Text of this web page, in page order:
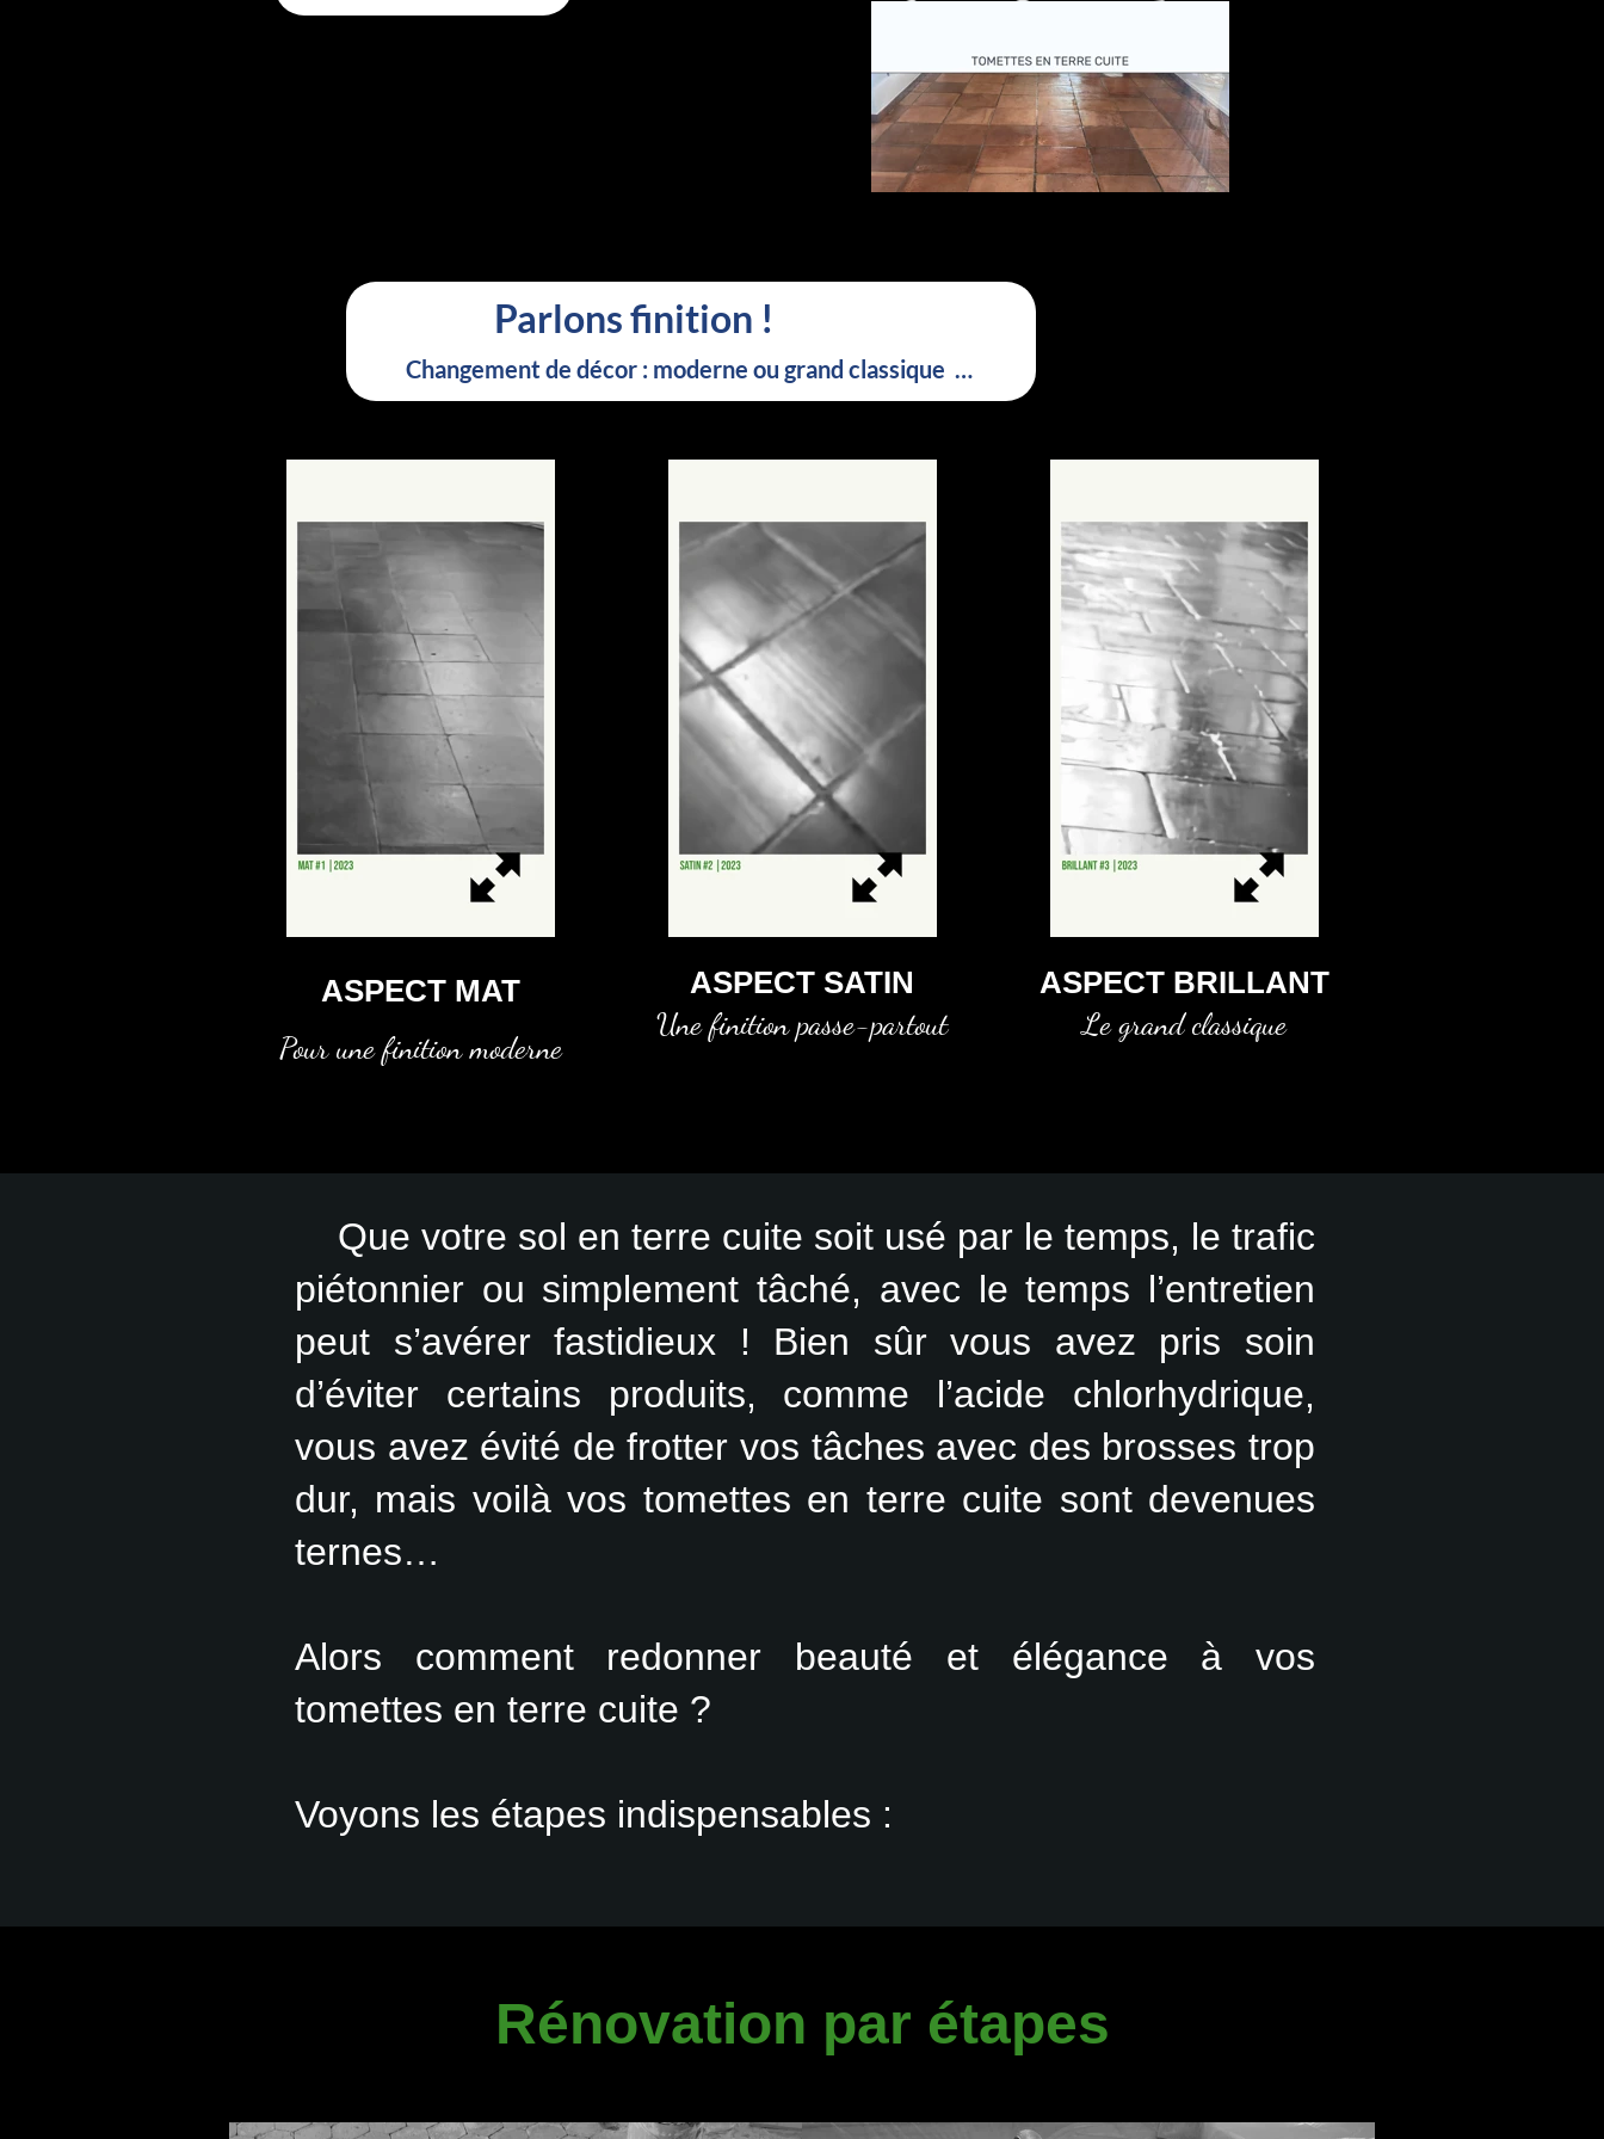
Parlons finition !
Changement de décor : moderne ou grand classique …
ASPECT MAT
Pour une finition moderne
ASPECT SATIN
Une finition passe-partout
ASPECT BRILLANT
Le grand classique
Que votre sol en terre cuite soit usé par le temps, le trafic
piétonnier ou simplement tâché, avec le temps l’entretien
peut s’avérer fastidieux ! Bien sûr vous avez pris soin
d’éviter certains produits, comme l’acide chlorhydrique,
vous avez évité de frotter vos tâches avec des brosses trop
dur, mais voilà vos tomettes en terre cuite sont devenues
ternes…
Alors comment redonner beauté et élégance à vos
tomettes en terre cuite ?
Voyons les étapes indispensables :
Rénovation par étapes